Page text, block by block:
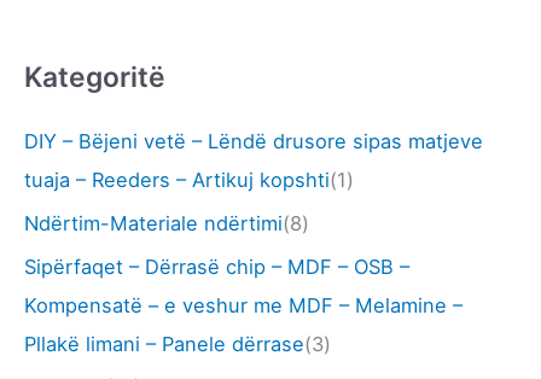
Kategoritë
DIY – Bëjeni vetë – Lëndë drusore sipas matjeve
tuaja – Reeders – Artikuj kopshti(1)
Ndërtim-Materiale ndërtimi(8)
Sipërfaqet – Dërrasë chip – MDF – OSB –
Kompensatë – e veshur me MDF – Melamine –
Pllakë limani – Panele dërrase(3)